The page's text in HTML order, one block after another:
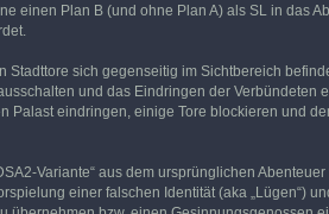
einen Plan B (und ohne Plan A) als SL in das
Stadttore sich gegenseitig im Sichtbereich
und das Eindringen der Verbündeten
Palast eindringen, einige Tore blockieren und
Variante“ aus dem ursprünglichen Abenteuer
einer falschen Identität (aka „Lügen“)